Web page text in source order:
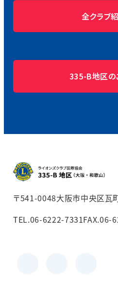
全クラブ
335-B地区の
〒541-0048大阪市中央区瓦
TEL.06-6222-7331FAX.06-